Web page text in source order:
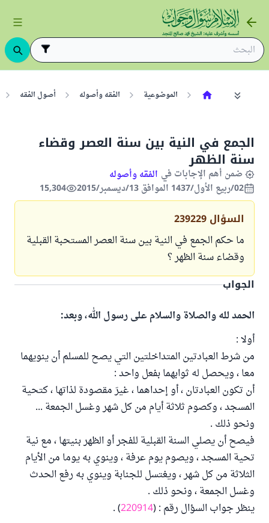
الموضوعية الفقه وأصوله أصول الفقه
الجمع في النية بين سنة العصر وقضاء
سنة الظهر
ضمن أهم الإجابات في الفقه وأصوله
02/ربيع الأول/1437 الموافق 13/ديسمبر/2015
15,304
السؤال 239229
ما حكم الجمع في النية بين سنة العصر المستحبة القبلية
وقضاء سنة الظهر ؟
الجواب
الحمد لله والصلاة والسلام على رسول الله، وبعد:
أولا :
من شرط العبادتين المتداخلتين التي يصح للمسلم أن ينويهما
معا ، ويحصل له ثوابهما بفعل واحد :
أن تكون العبادتان ، أو إحداهما ، غيرَ مقصودة لذاتها ، كتحية
المسجد ، وكصوم ثلاثة أيام من كل شهر وغسل الجمعة ...
ونحو ذلك .
فيصح أن يصلي السنة القبلية للفجر أو الظهر بنيتها ، مع نية
تحية المسجد ، ويصوم يوم عرفة ، وينوي به يوما من الأيام
الثلاثة من كل شهر ، ويغتسل للجنابة وينوي به رفع الحدث
وغسل الجمعة ، ونحو ذلك .
ينظر جواب السؤال رقم : (220914
) .